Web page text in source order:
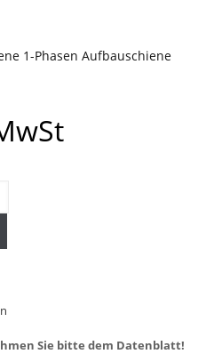
1-Phasen Aufbauschiene
Sie bitte dem Datenblatt!